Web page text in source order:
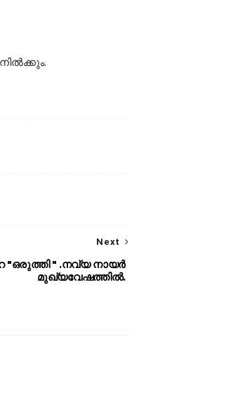
Next
"ഒരുത്തി " .നവ്യ നായർ
മുഖ്യവേഷത്തിൽ.